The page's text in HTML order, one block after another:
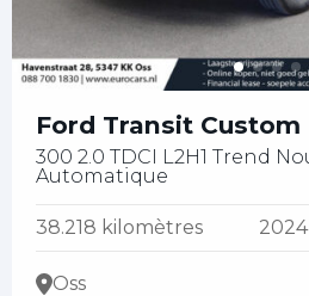
Ford Transit Custom
300 2.0 TDCI L2H1 Trend
Automatique
38.218 kilomètres 2024
Oss